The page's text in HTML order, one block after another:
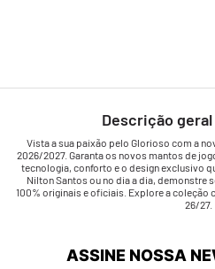
Descrição
Vista a sua paixão pelo Glorioso com a
2026/2027. Garanta os novos mantos de
tecnologia, conforto e o design exclusivo
Nilton Santos ou no dia a dia, demonstre
100% originais e oficiais. Explore a
26/27.
ASSINE NOSSA